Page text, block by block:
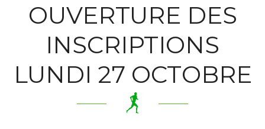
OUVERTURE DES
INSCRIPTIONS
LUNDI 27 OCTOBRE